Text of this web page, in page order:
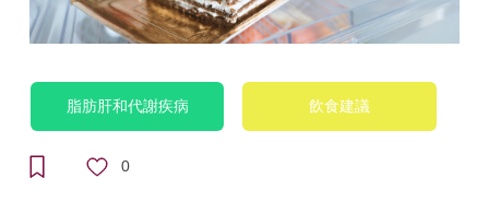
脂肪肝和代謝疾病 飲食建議
0